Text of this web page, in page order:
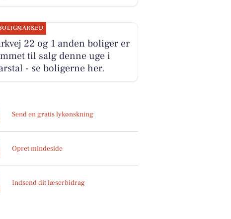
22 og 1 anden boliger er
til salg denne uge i
- se boligerne her.
Send en gratis lykønskning
Opret mindeside
Indsend dit læserbidrag